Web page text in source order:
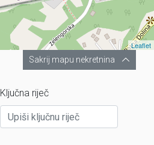
Leaflet
Sakrij mapu nekretnina
Ključna riječ